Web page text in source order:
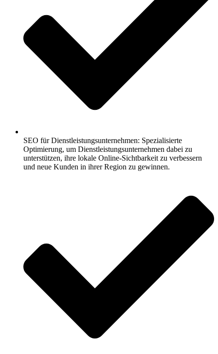
SEO für Dienstleistungsunternehmen: Spezialisierte
Optimierung, um Dienstleistungsunternehmen dabei zu
unterstützen, ihre lokale Online-Sichtbarkeit zu verbessern
und neue Kunden in ihrer Region zu gewinnen.